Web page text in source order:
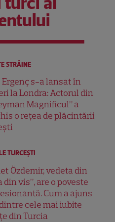
STRĂINE
s-a lansat în
la Londra: Actorul din
Magnificul” a
o rețea de plăcintării
TURCEŞTI
Özdemir, vedeta din
din vis”, are o poveste
Cum a ajuns
cele mai iubite
din Turcia